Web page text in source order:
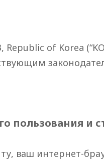
of Korea
пользования и
ваш интернет-